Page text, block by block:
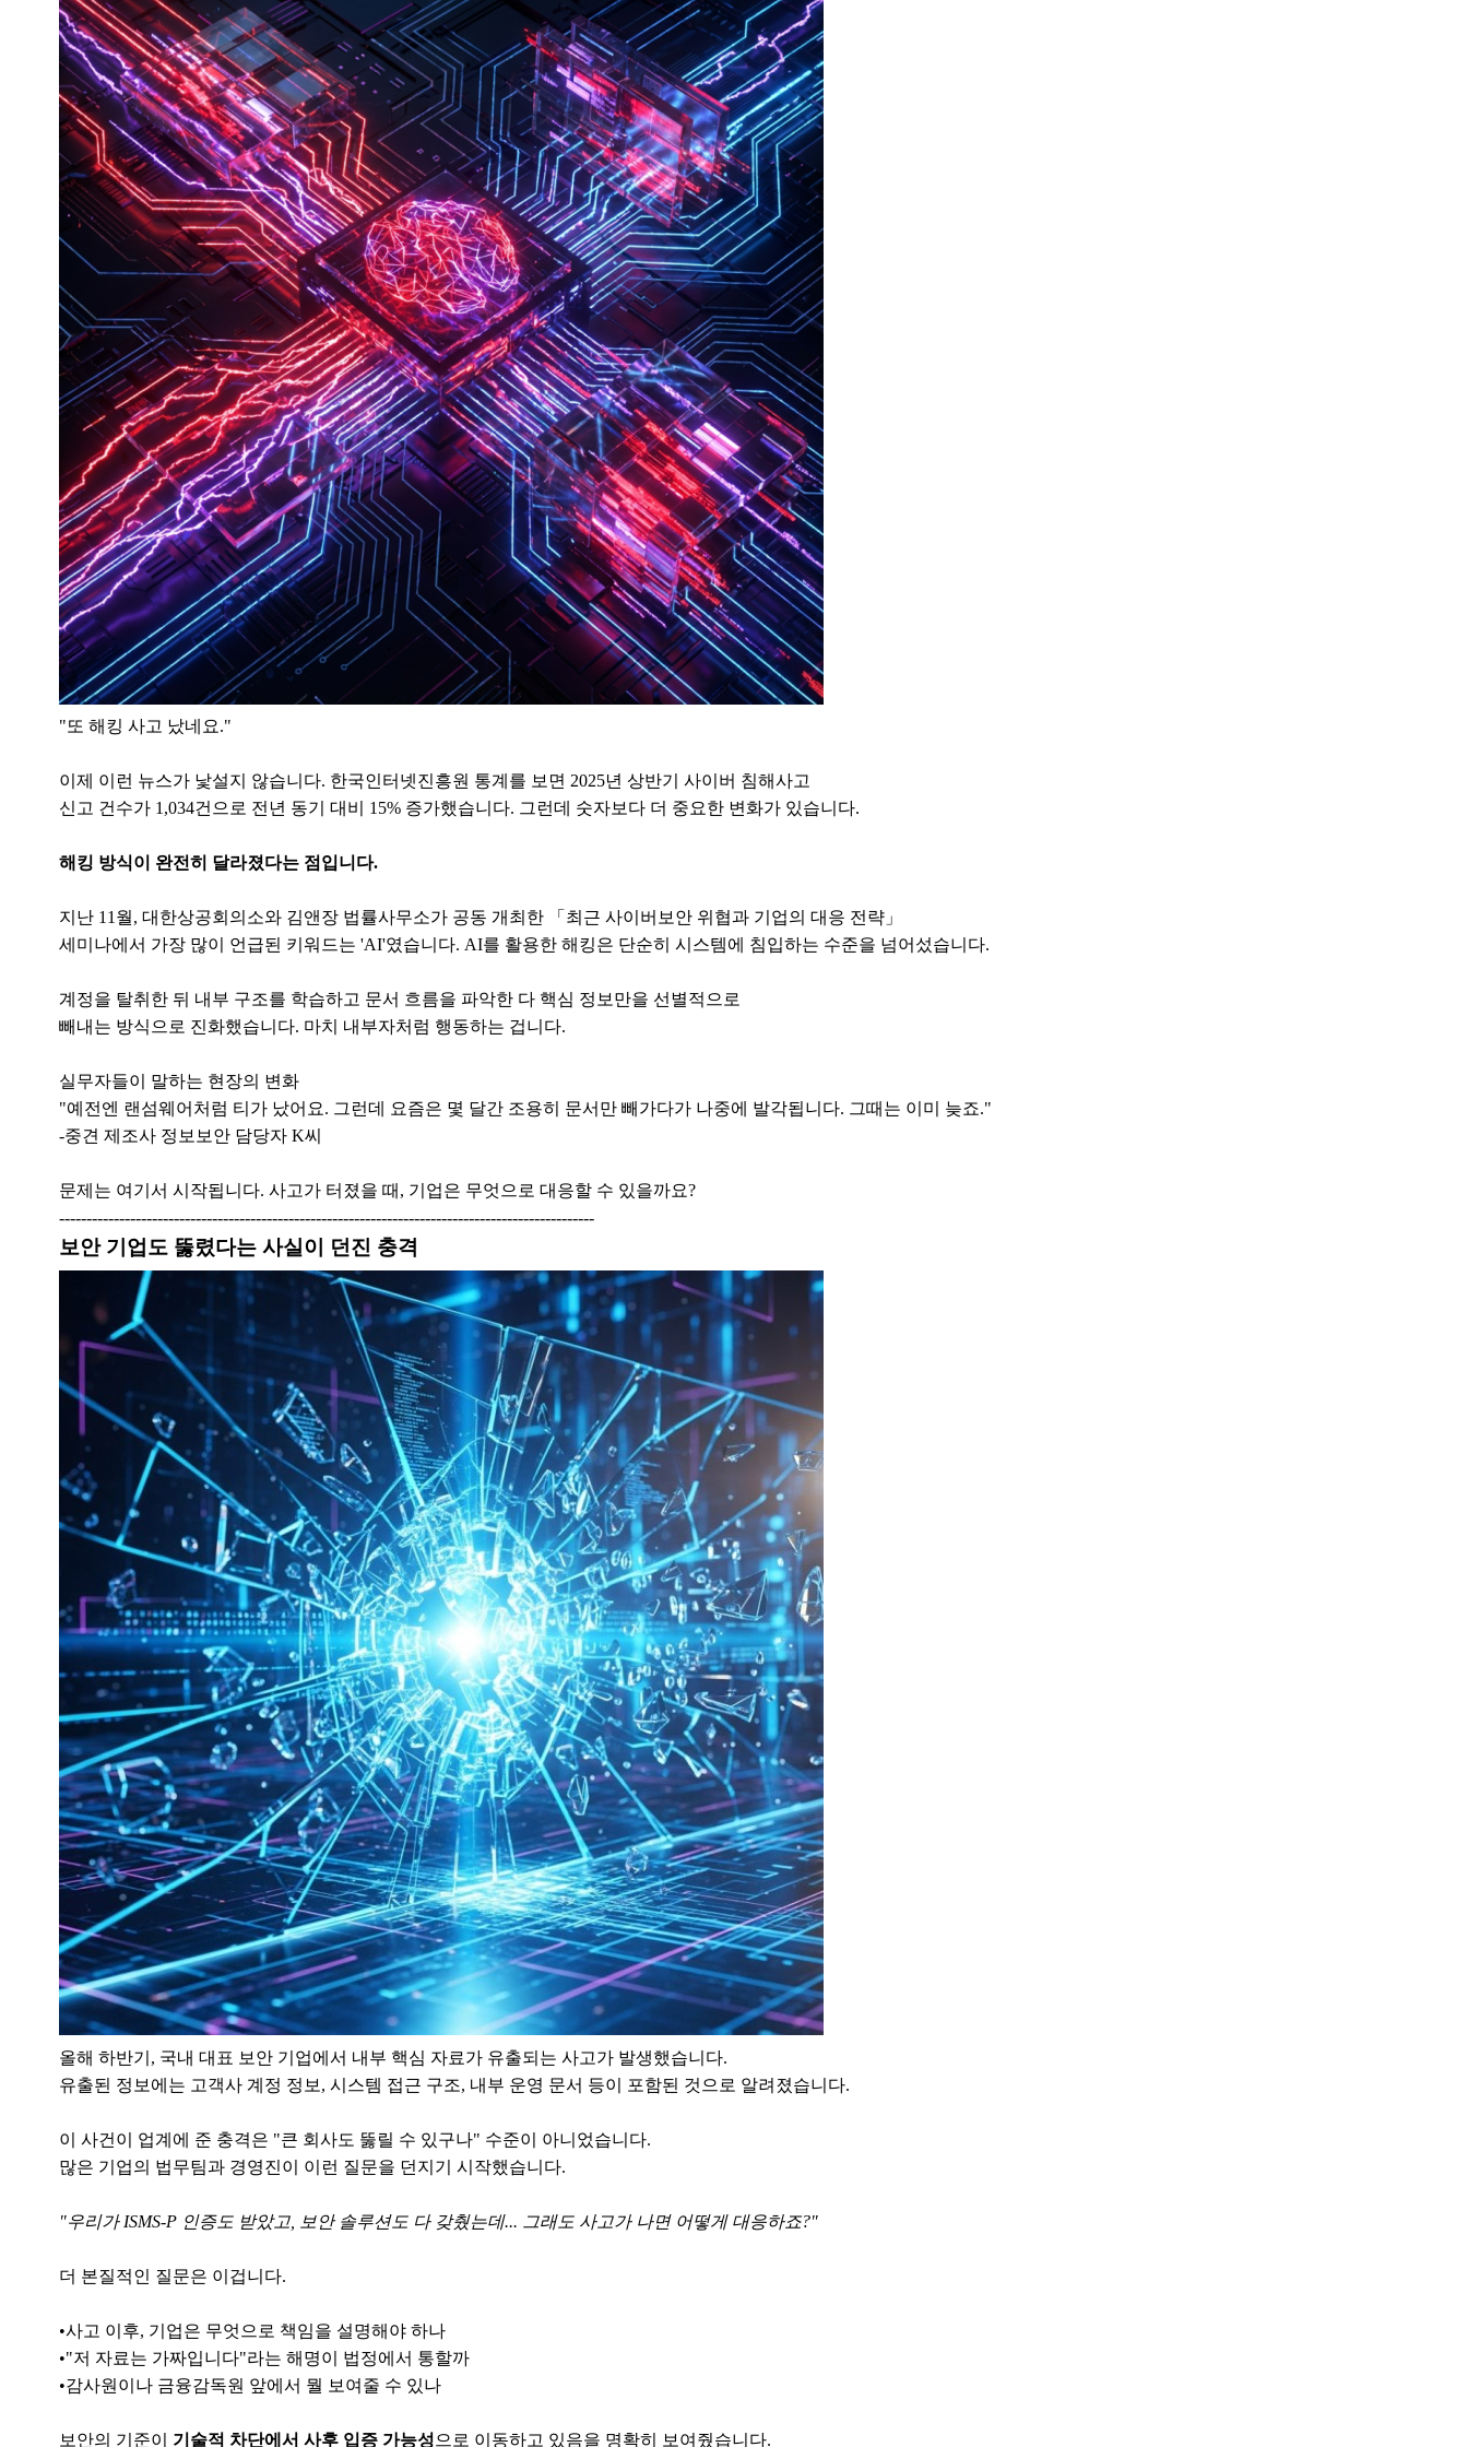
"또 해킹 사고 났네요."
이제 이런 뉴스가 낯설지 않습니다. 한국인터넷진흥원 통계를 보면 2025년 상반기 사이버 침해사고
신고 건수가 1,034건으로 전년 동기 대비 15% 증가했습니다. 그런데 숫자보다 더 중요한 변화가 있습니다.
해킹 방식이 완전히 달라졌다는 점입니다.
지난 11월, 대한상공회의소와 김앤장 법률사무소가 공동 개최한 「최근 사이버보안 위협과 기업의 대응 전략」
세미나에서 가장 많이 언급된 키워드는 'AI'였습니다. AI를 활용한 해킹은 단순히 시스템에 침입하는 수준을 넘어섰습니다.
계정을 탈취한 뒤 내부 구조를 학습하고 문서 흐름을 파악한 다 핵심 정보만을 선별적으로
빼내는 방식으로 진화했습니다. 마치 내부자처럼 행동하는 겁니다.
실무자들이 말하는 현장의 변화
"예전엔 랜섬웨어처럼 티가 났어요. 그런데 요즘은 몇 달간 조용히 문서만 빼가다가 나중에 발각됩니다. 그때는 이미 늦죠."
-중견 제조사 정보보안 담당자 K씨
문제는 여기서 시작됩니다. 사고가 터졌을 때, 기업은 무엇으로 대응할 수 있을까요?
--------------------------------------------------------------------------------------------------
보안 기업도 뚫렸다는 사실이 던진 충격
올해 하반기, 국내 대표 보안 기업에서 내부 핵심 자료가 유출되는 사고가 발생했습니다.
유출된 정보에는 고객사 계정 정보, 시스템 접근 구조, 내부 운영 문서 등이 포함된 것으로 알려졌습니다.
이 사건이 업계에 준 충격은 "큰 회사도 뚫릴 수 있구나" 수준이 아니었습니다.
많은 기업의 법무팀과 경영진이 이런 질문을 던지기 시작했습니다.
"우리가 ISMS-P 인증도 받았고, 보안 솔루션도 다 갖췄는데... 그래도 사고가 나면 어떻게 대응하죠?"
더 본질적인 질문은 이겁니다.
•사고 이후, 기업은 무엇으로 책임을 설명해야 하나
•"저 자료는 가짜입니다"라는 해명이 법정에서 통할까
•감사원이나 금융감독원 앞에서 뭘 보여줄 수 있나
보안의 기준이 기술적 차단에서 사후 입증 가능성으로 이동하고 있음을 명확히 보여줬습니다.